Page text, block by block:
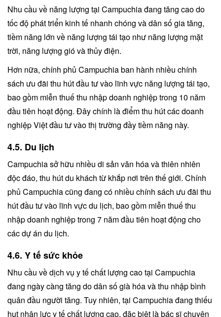
Nhu cầu về năng lượng tại Campuchia đang tăng cao do
tốc độ phát triển kinh tế nhanh chóng và dân số gia tăng,
tiềm năng lớn về năng lượng tái tạo như năng lượng mặt
trời, năng lượng gió và thủy điện.
Hơn nữa, chính phủ Campuchia ban hành nhiều chính
sách ưu đãi thu hút đầu tư vào lĩnh vực năng lượng tái tạo,
bao gồm miễn thuế thu nhập doanh nghiệp trong 10 năm
đầu tiên hoạt động. Đây chính là điểm thu hút các doanh
nghiệp Việt đầu tư vào thị trường đầy tiềm năng này.
4.5. Du lịch
Campuchia sở hữu nhiều di sản văn hóa và thiên nhiên
độc đáo, thu hút du khách từ khắp nơi trên thế giới. Chính
phủ Campuchia cũng đang có nhiều chính sách ưu đãi thu
hút đầu tư vào lĩnh vực du lịch, bao gồm miễn thuế thu
nhập doanh nghiệp trong 7 năm đầu tiên hoạt động cho
các dự án du lịch.
4.6. Y tế sức khỏe
Nhu cầu về dịch vụ y tế chất lượng cao tại Campuchia
đang ngày càng tăng do dân số già hóa và thu nhập bình
quân đầu người tăng. Tuy nhiên, tại Campuchia đang thiếu
hụt nhân lực y tế chất lượng cao, đặc biệt là bác sĩ chuyên